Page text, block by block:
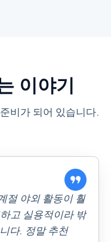
이야기
비가 되어 있습니다.
절 야외 활동이 훨
고 실용적이라 밖
다. 정말 추천